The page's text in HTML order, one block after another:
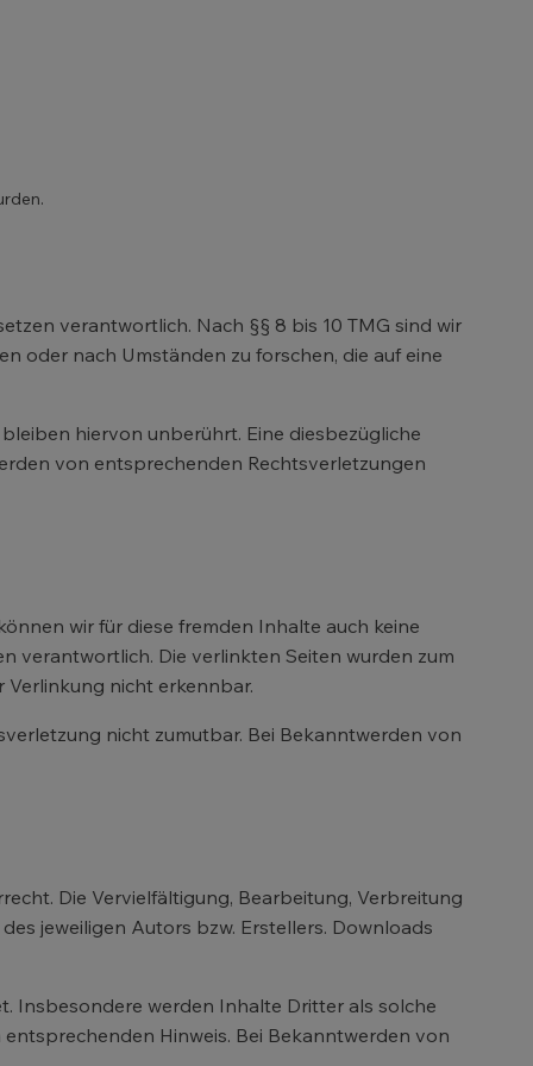
verantwortlich. Nach §§ 8 bis 10 TMG sind wir
oder nach Umständen zu forschen, die auf eine
hiervon unberührt. Eine diesbezügliche
von entsprechenden Rechtsverletzungen
wir für diese fremden Inhalte auch keine
verantwortlich. Die verlinkten Seiten wurden zum
nicht erkennbar.
nicht zumutbar. Bei Bekanntwerden von
Die Vervielfältigung, Bearbeitung, Verbreitung
jeweiligen Autors bzw. Erstellers. Downloads
Insbesondere werden Inhalte Dritter als solche
Hinweis. Bei Bekanntwerden von